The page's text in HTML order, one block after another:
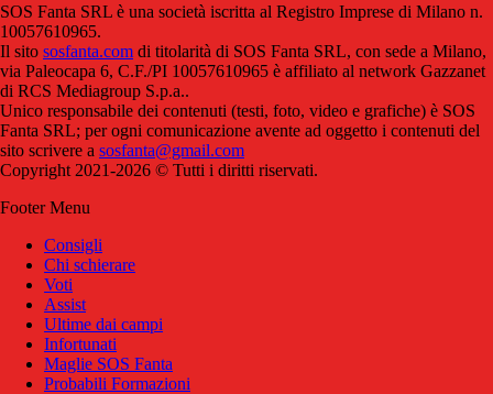
SOS Fanta SRL è una società iscritta al Registro Imprese di Milano n.
10057610965.
Il sito sosfanta.com di titolarità di SOS Fanta SRL, con sede a Milano,
via Paleocapa 6, C.F./PI 10057610965 è affiliato al network Gazzanet
di RCS Mediagroup S.p.a..
Unico responsabile dei contenuti (testi, foto, video e grafiche) è SOS
Fanta SRL; per ogni comunicazione avente ad oggetto i contenuti del
sito scrivere a sosfanta@gmail.com
Copyright 2021-2026 © Tutti i diritti riservati.
Footer Menu
Consigli
Chi schierare
Voti
Assist
Ultime dai campi
Infortunati
Maglie SOS Fanta
Probabili Formazioni